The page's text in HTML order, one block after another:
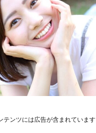
テンツには広告が含まれています